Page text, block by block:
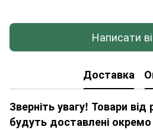
Написати
Доставка
Зверніть увагу! Товари від
будуть доставлені окремо